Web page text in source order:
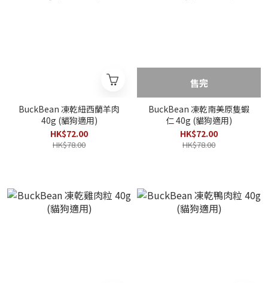
BuckBean 凍乾紐西蘭羊肉
40g (貓狗適用)
HK$72.00
HK$78.00
售完
BuckBean 凍乾南美原隻蝦
仁 40g (貓狗適用)
HK$72.00
HK$78.00